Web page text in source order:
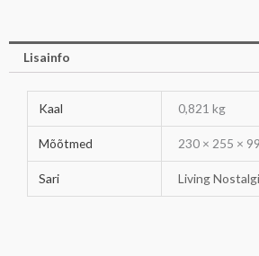
Lisainfo
Kaal 0,821 kg
Mõõtmed 230 × 255 ×
Sari Living